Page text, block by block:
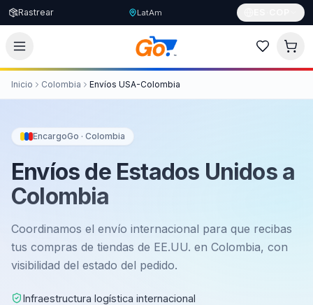
Rastrear LatAm
Inicio Colombia Envíos USA-Colombia
EncargoGo · Colombia
Envíos de Estados Unidos a
Colombia
Coordinamos el envío internacional para que recibas
tus compras de tiendas de EE.UU. en Colombia, con
visibilidad del estado del pedido.
Infraestructura logística internacional